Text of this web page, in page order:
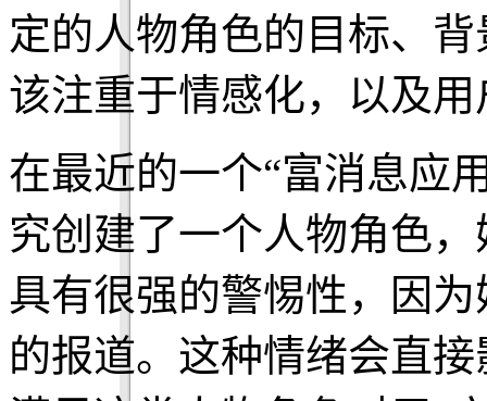
定的人物角色的目标、
该注重于情感化，以及
在最近的一个“富消息应
究创建了一个人物角色
具有很强的警惕性，因
的报道。这种情绪会直